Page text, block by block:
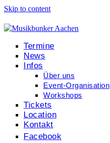
Skip to content
Termine
News
Infos
Über uns
Event-Organisation
Workshops
Tickets
Location
Kontakt
Facebook